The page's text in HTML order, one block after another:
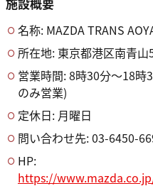
名称: MAZDA TRANS
所在地: 東京都港区南青
営業時間: 8時30分～18時
のみ営業)
定休日: 月曜日
問い合わせ先: 03-6450-
HP:
https://